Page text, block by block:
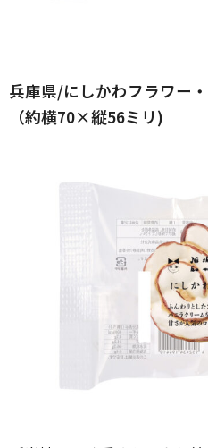
兵庫県/にしかわフラワー
（約横70×縦56ミリ)